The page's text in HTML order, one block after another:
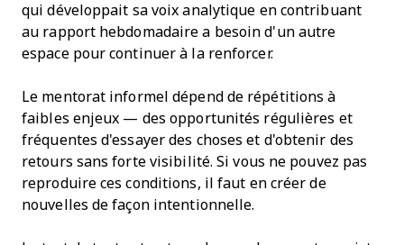
qui développait sa voix analytique en contribuant
au rapport hebdomadaire a besoin d'un autre
espace pour continuer à la renforcer.
Le mentorat informel dépend de répétitions à
faibles enjeux — des opportunités régulières et
fréquentes d'essayer des choses et d'obtenir des
retours sans forte visibilité. Si vous ne pouvez pas
reproduire ces conditions, il faut en créer de
nouvelles de façon intentionnelle.